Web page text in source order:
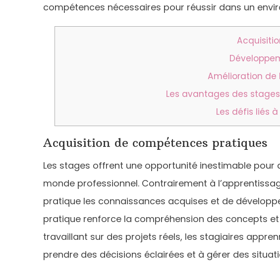
compétences nécessaires pour réussir dans un
Amélioration de
Les avantages des
Les défis liés
Acquisition de compétences pratiques
Les stages offrent une opportunité inestimable pour
monde professionnel. Contrairement à
pratique les connaissances acquises et de
pratique renforce la compréhension des concepts
travaillant sur des projets réels, les stagiaires
prendre des décisions éclairées et à gérer des